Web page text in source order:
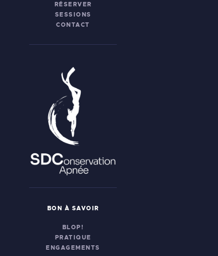
RÉSERVER
SESSIONS
CONTACT
BON À SAVOIR
BLOP!
PRATIQUE
ENGAGEMENTS